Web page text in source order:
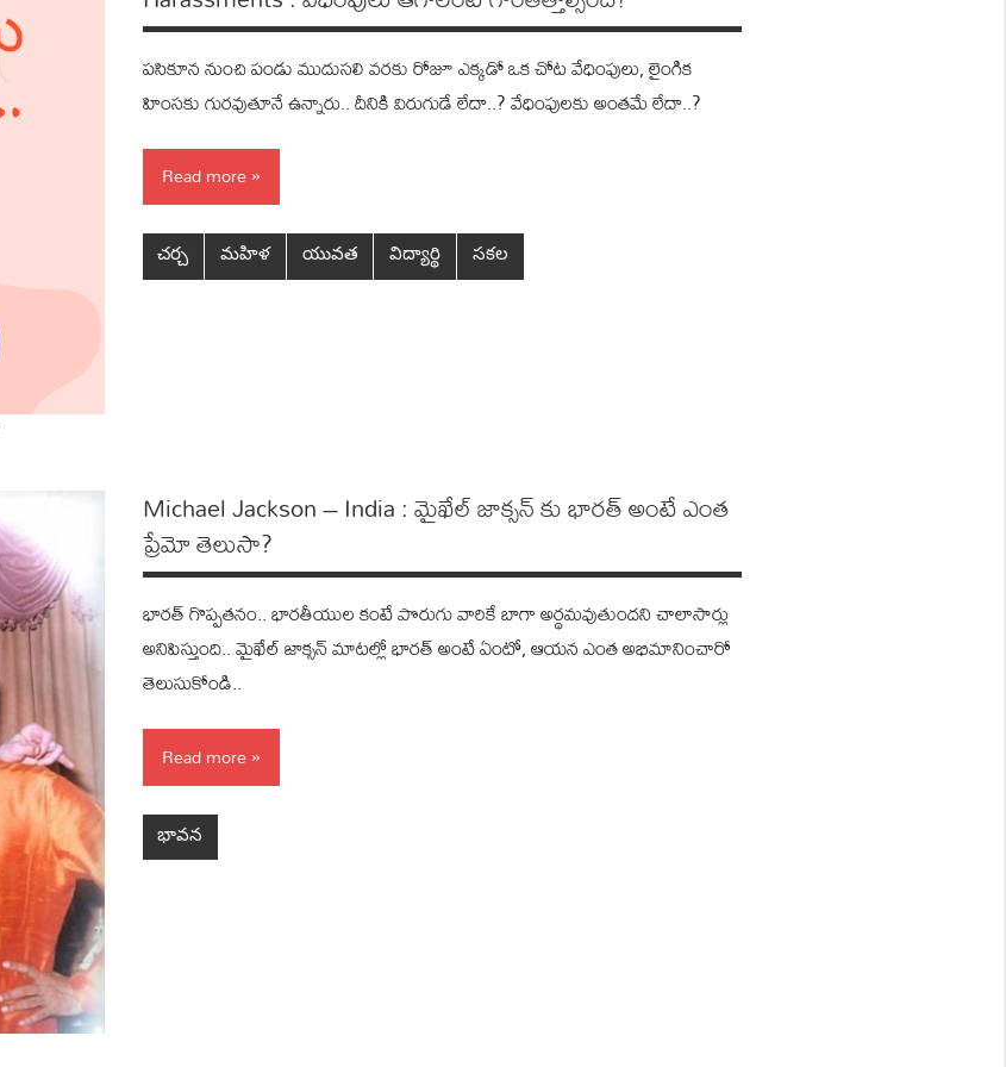
ప‌సికూన నుంచి పండు ముదుస‌లి వ‌ర‌కు రోజూ ఎక్క‌డో ఒక చోట వేధింపులు, లైంగిక
హింస‌కు గుర‌వుతూనే ఉన్నారు.. దీనికి విరుగుడే లేదా..? వేధింపులకు అంతమే లేదా..?
Read more
చర్చ మహిళ యువత విద్యార్థి సకల
Michael Jackson – India : మైఖేల్ జాక్సన్ కు భారత్ అంటే ఎంత
ప్రేమో తెలుసా?
భారత్‌ గొప్పతనం.. భారతీయుల కంటే పొరుగు వారికే బాగా అర్థమవుతుందని చాలాసార్లు
అనిపిస్తుంది.. మైఖేల్ జాక్సన్ మాటల్లో భారత్‌ అంటే ఏంటో, ఆయన ఎంత అభిమానించారో
తెలుసుకోండి..
Read more
భావన